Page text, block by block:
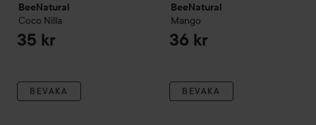
BeeNatural
Coco Nilla
35 kr
BEVAKA
BeeNatural
Mango
36 kr
BEVAKA